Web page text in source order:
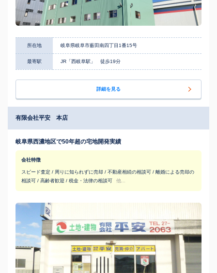
所在地 岐阜県岐阜市薮田南四丁目1番15号
最寄駅 JR「西岐阜駅」 徒歩19分
詳細を見る
有限会社平安 本店
岐阜県西濃地区で50年超の宅地開発実績
会社特徴
スピード査定 / 周りに知られずに売却 / 不動産相続の相談可 / 離婚による売却の
相談可 / 高齢者歓迎 / 税金・法律の相談可
他...